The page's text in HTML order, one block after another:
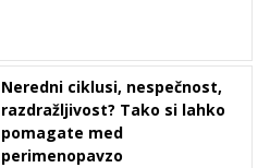
Neredni ciklusi, nespečnost,
razdražljivost? Tako si lahko
pomagate med
perimenopavzo